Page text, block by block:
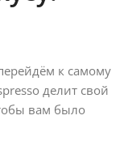
к самому
делит свой
вам было